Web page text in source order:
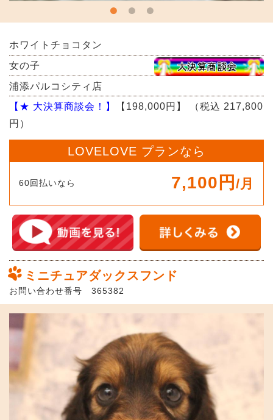
ホワイトチョコタン
女の子
浦添パルコシティ店
【★ 大決算商談会！】
【198,000円】
（税込 217,800
円）
LOVELOVE プランなら
60回払いなら 7,100円 /月
ミニチュアダックスフンド
お問い合わせ番号 365382